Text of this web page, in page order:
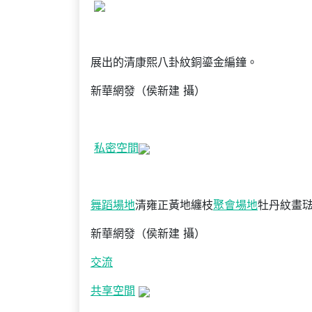
展出的清康熙八卦紋銅鎏金編鐘。
新華網發（侯新建 攝）
私密空間
舞蹈場地清雍正黃地纏枝聚會場地牡丹紋畫
新華網發（侯新建 攝）
交流
共享空間